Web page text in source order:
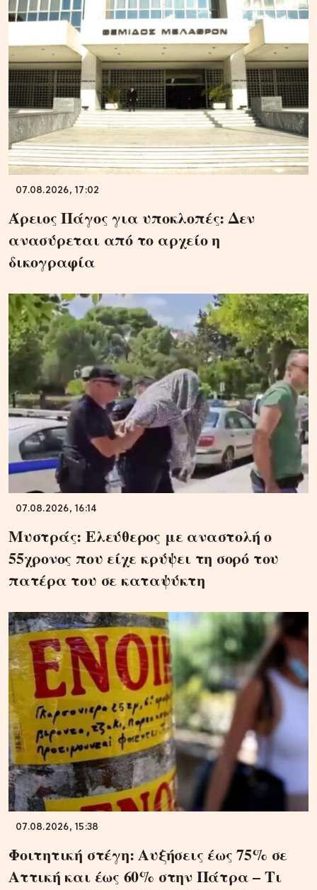
07.08.2026, 17:02
Άρειος Πάγος για υποκλοπές: Δεν
ανασύρεται από το αρχείο η
δικογραφία
07.08.2026, 16:14
Μυστράς: Ελεύθερος με αναστολή ο
55χρονος που είχε κρύψει τη σορό του
πατέρα του σε καταψύκτη
07.08.2026, 15:38
Φοιτητική στέγη: Αυξήσεις έως 75% σε
Αττική και έως 60% στην Πάτρα – Τι